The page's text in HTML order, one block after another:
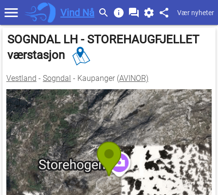
Vind Nå Vær nyheter
SOGNDAL LH - STOREHAUGFJELLET
værstasjon
Vestland - Sogndal - Kaupanger (AVINOR)